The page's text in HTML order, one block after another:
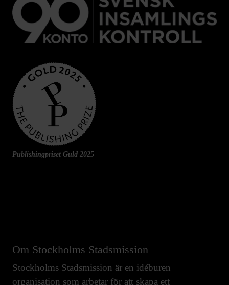
Publishingpriset Guld 2025
Om Stockholms Stadsmission
Stockholms Stadsmission är en idéburen
organisation som arbetar för att skapa ett